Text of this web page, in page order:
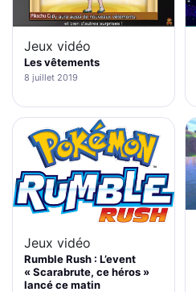
Jeux vidéo
Les vêtements
8 juillet 2019
Jeux vidéo
Rumble Rush : L’event
« Scarabrute, ce héros »
lancé ce matin